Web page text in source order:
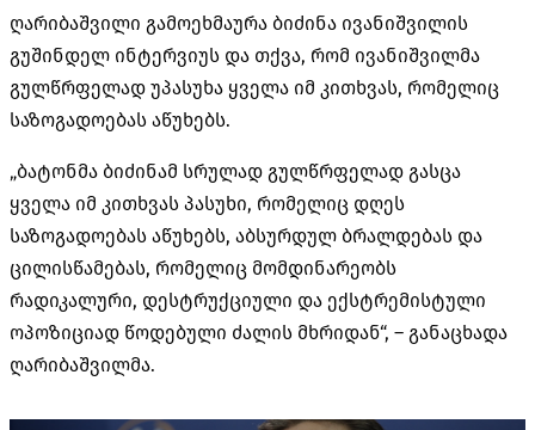
ღარიბაშვილი გამოეხმაურა ბიძინა ივანიშვილის
გუშინდელ ინტერვიუს და თქვა, რომ ივანიშვილმა
გულწრფელად უპასუხა ყველა იმ კითხვას, რომელიც
საზოგადოებას აწუხებს.
„ბატონმა ბიძინამ სრულად გულწრფელად გასცა
ყველა იმ კითხვას პასუხი, რომელიც დღეს
საზოგადოებას აწუხებს, აბსურდულ ბრალდებას და
ცილისწამებას, რომელიც მომდინარეობს
რადიკალური, დესტრუქციული და ექსტრემისტული
ოპოზიციად წოდებული ძალის მხრიდან“, – განაცხადა
ღარიბაშვილმა.